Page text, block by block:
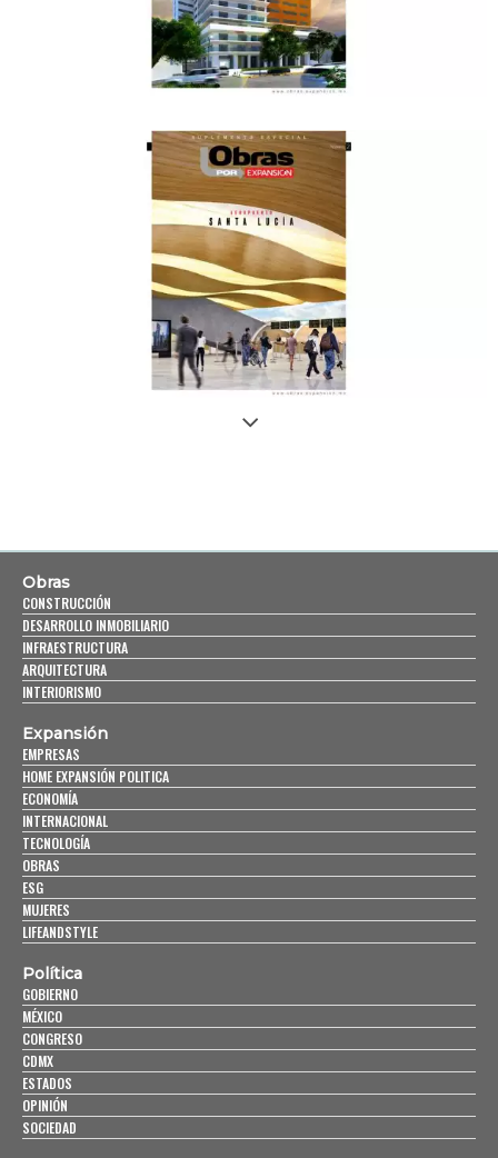
Obras
CONSTRUCCIÓN
DESARROLLO INMOBILIARIO
INFRAESTRUCTURA
ARQUITECTURA
INTERIORISMO
Expansión
EMPRESAS
HOME EXPANSIÓN POLITICA
ECONOMÍA
INTERNACIONAL
TECNOLOGÍA
OBRAS
ESG
MUJERES
LIFEANDSTYLE
Política
GOBIERNO
MÉXICO
CONGRESO
CDMX
ESTADOS
OPINIÓN
SOCIEDAD